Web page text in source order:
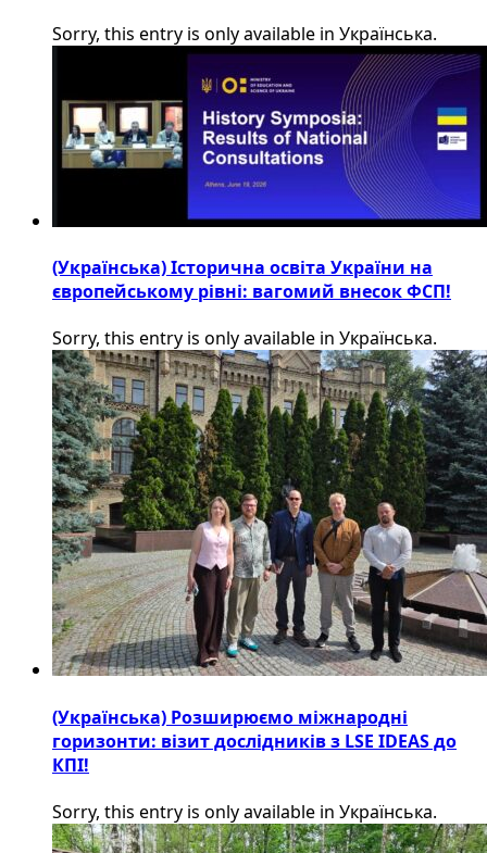
Sorry, this entry is only available in Українська.
(Українська) Історична освіта України на
європейському рівні: вагомий внесок ФСП!
Sorry, this entry is only available in Українська.
(Українська) Розширюємо міжнародні
горизонти: візит дослідників з LSE IDEAS до
КПІ!
Sorry, this entry is only available in Українська.